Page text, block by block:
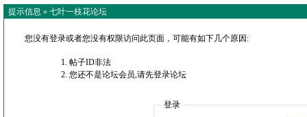
提示信息 » 七叶一枝花论坛
您没有登录或者您没有权限访问此页面，可能有如下几个原因:
帖子ID非法
您还不是论坛会员,请先登录论坛
登录